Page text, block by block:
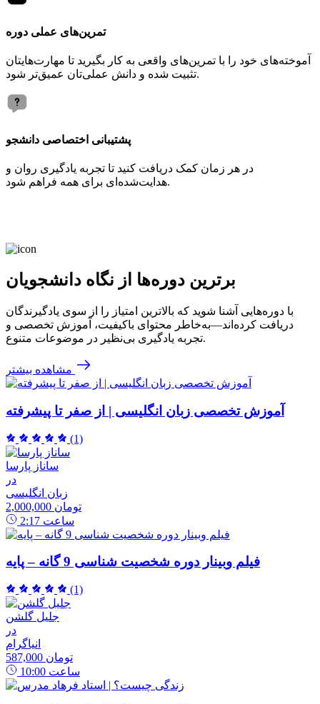
تمرین‌های عملی دوره
آموخته‌های خود را با تمرین‌های واقعی به کار بگیرید تا مهارت‌هایتان
تثبیت شده و دانش عملی‌تان عمیق‌تر شود.
پشتیبانی اختصاصی دانشجو
در هر زمان کمک دریافت کنید تا تجربه یادگیری روان و
هدایت‌شده‌ای برای همه فراهم شود.
برترین دوره‌ها از نگاه دانشجویان
با دوره‌هایی آشنا شوید که بالاترین امتیاز را از سوی یادگیرندگان
دریافت کرده‌اند—به‌خاطر محتوای باکیفیت، آموزش تخصصی و
تجربه یادگیری بی‌نظیر در موضوعات متنوع.
مشاهده بیشتر
آموزش تخصصی زبان انگلیسی | از صفر تا پیشرفته
(1)
ساناز پارسا
در
زبان انگلیسی
2,000,000 تومان
2:17 ساعت
فیلم وبینار دوره شخصیت شناسی 9 گانه – پایه
(1)
جلیل گلشن
در
انیاگرام
587,000 تومان
10:00 ساعت